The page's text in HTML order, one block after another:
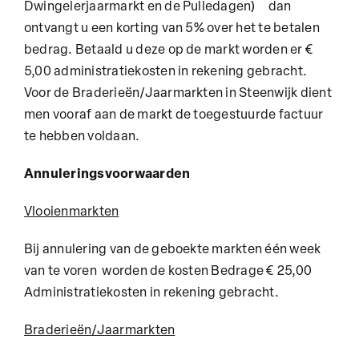
Dwingelerjaarmarkt en de Pulledagen) dan
ontvangt u een korting van 5% over het te betalen
bedrag. Betaald u deze op de markt worden er €
5,00 administratiekosten in rekening gebracht.
Voor de Braderieën/Jaarmarkten in Steenwijk dient
men vooraf aan de markt de toegestuurde factuur
te hebben voldaan.
Annuleringsvoorwaarden
Vlooienmarkten
Bij annulering van de geboekte markten één week
van te voren worden de kosten Bedrage € 25,00
Administratiekosten in rekening gebracht.
Braderieën/Jaarmarkten